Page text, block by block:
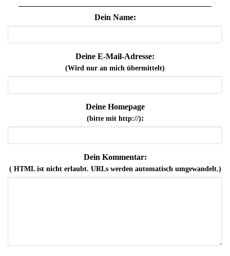
Dein Name:
Deine E-Mail-Adresse:
(Wird nur an mich übermittelt)
Deine Homepage
(bitte mit http://):
Dein Kommentar:
( HTML ist nichterlaubt. URLs werden automatisch umgewandelt.)